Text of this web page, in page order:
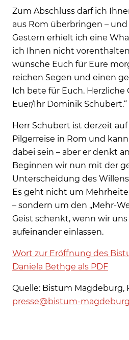
Zum Abschluss darf ich
aus Rom überbringen – und
Gestern erhielt ich eine
ich Ihnen nicht
wünsche Euch für Eure
reichen Segen und einen
Ich bete für Euch. Herzliche
Euer/Ihr Dominik Schubert.“
Herr Schubert ist derzeit
Pilgerreise in Rom und
dabei sein – aber er denkt
Beginnen wir nun mit der
Unterscheidung des
Es geht nicht um
– sondern um den „Mehr-
Geist schenkt, wenn wir
aufeinander einlassen.
Wort zur Eröffnung des
Daniela Bethge als PDF
Quelle: Bistum Magdeburg,
presse@bistum-